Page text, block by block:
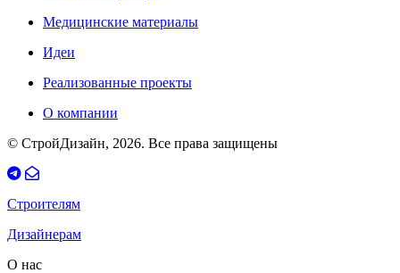
Медицинские материалы
Идеи
Реализованные проекты
О компании
© СтройДизайн, 2026. Все права защищены
Строителям
Дизайнерам
О нас